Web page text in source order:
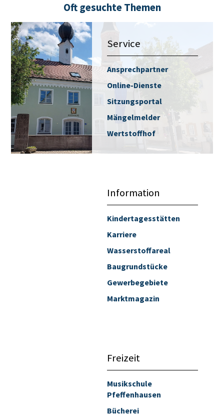
Oft gesuchte Themen
Service
Ansprechpartner
Online-Dienste
Sitzungsportal
Mängelmelder
Wertstoffhof
Information
Kindertagesstätten
Karriere
Wasserstoffareal
Baugrundstücke
Gewerbegebiete
Marktmagazin
Freizeit
Musikschule
Pfeffenhausen
Bücherei